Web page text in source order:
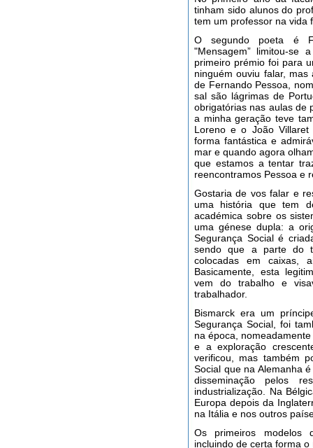
tinham sido alunos do
tem um professor na vida
O segundo poeta é
"Mensagem” limitou-
primeiro prémio foi para
ninguém ouviu falar,
de Fernando Pessoa,
sal são lágrimas de
obrigatórias nas aulas de
a minha geração teve
Loreno e o João
forma fantástica e
mar e quando agora
que estamos a tentar
reencontramos Pessoa e
Gostaria de vos falar e
uma história que tem
académica sobre os
uma génese dupla: a
Segurança Social é
sendo que a parte do
colocadas em caixas,
Basicamente, esta
vem do trabalho e
trabalhador.
Bismarck era um
Segurança Social, foi
na época,
e a exploração
verificou, mas também
Social que na Alemanha
disseminação pelos
industrialização. Na
Europa depois da
na Itália e nos outros
Os primeiros modelos
incluindo de certa forma